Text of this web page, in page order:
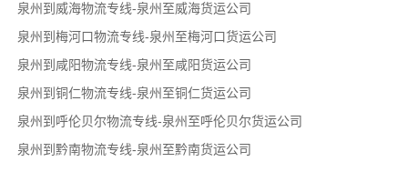
泉州到威海物流专线-泉州至威海货运公司
泉州到梅河口物流专线-泉州至梅河口货运公司
泉州到咸阳物流专线-泉州至咸阳货运公司
泉州到铜仁物流专线-泉州至铜仁货运公司
泉州到呼伦贝尔物流专线-泉州至呼伦贝尔货运公司
泉州到黔南物流专线-泉州至黔南货运公司